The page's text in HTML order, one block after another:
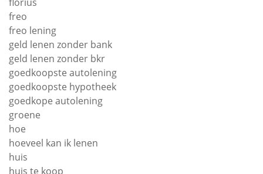
freo
freo lening
geld lenen zonder bank
geld lenen zonder bkr
goedkoopste autolening
goedkoopste hypotheek
goedkope autolening
groene
hoe
hoeveel kan ik lenen
huis
huis te koop